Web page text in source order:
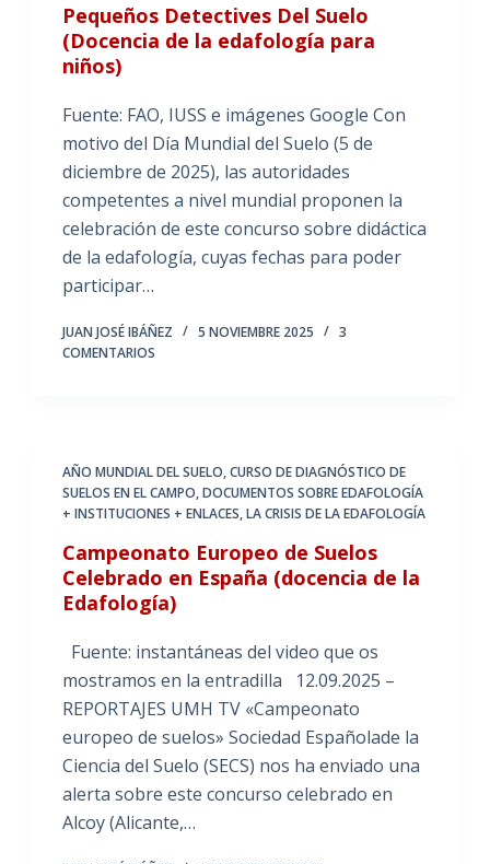
Pequeños Detectives Del Suelo
(Docencia de la edafología para
niños)
Fuente: FAO, IUSS e imágenes Google Con
motivo del Día Mundial del Suelo (5 de
diciembre de 2025), las autoridades
competentes a nivel mundial proponen la
celebración de este concurso sobre didáctica
de la edafología, cuyas fechas para poder
participar…
JUAN JOSÉ IBÁÑEZ 5 NOVIEMBRE 2025
3
COMENTARIOS
AÑO MUNDIAL DEL SUELO,CURSO DE DIAGNÓSTICO DE
SUELOS EN EL CAMPO,DOCUMENTOS SOBRE EDAFOLOGÍA
+ INSTITUCIONES + ENLACES,LA CRISIS DE LA EDAFOLOGÍA
Campeonato Europeo de Suelos
Celebrado en España (docencia de la
Edafología)
Fuente: instantáneas del video que os
mostramos en la entradilla 12.09.2025 –
REPORTAJES UMH TV «Campeonato
europeo de suelos» Sociedad Españolade la
Ciencia del Suelo (SECS) nos ha enviado una
alerta sobre este concurso celebrado en
Alcoy (Alicante,…